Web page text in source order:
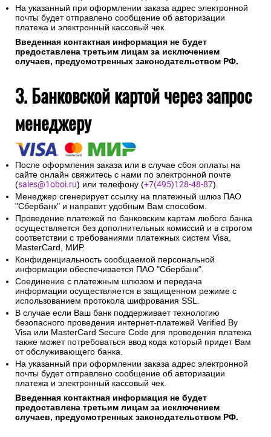
На указанный при оформлении заказа адрес электронной
почты будет отправлено сообщение об авторизации
платежа и электронный кассовый чек.
Введенная контактная информация не будет
предоставлена третьим лицам за исключением
случаев, предусмотренных законодательством РФ.
3. Банковской картой через запрос
менеджеру
После оформления заказа или в случае сбоя оплаты на
сайте онлайн свяжитесь с нами по электронной почте
(sales@1oboi.ru) или телефону (+7(495)128-48-87).
Менеджер сгенерирует ссылку на платежный шлюз ПАО
"Сбербанк" и направит удобным Вам способом.
Проведение платежей по банковским картам любого банка
осуществляется без дополнительных комиссий и в строгом
соответствии с требованиями платежных систем Visa,
MasterCard, МИР.
Конфиденциальность сообщаемой персональной
информации обеспечивается ПАО "Сбербанк".
Соединение с платежным шлюзом и передача
информации осуществляется в защищенном режиме с
использованием протокола шифрования SSL.
В случае если Ваш банк поддерживает технологию
безопасного проведения интернет-платежей Verified By
Visa или MasterCard Secure Code для проведения платежа
также может потребоваться ввод кода который придет Вам
от обслуживающего банка.
На указанный при оформлении заказа адрес электронной
почты будет отправлено сообщение об авторизации
платежа и электронный кассовый чек.
Введенная контактная информация не будет
предоставлена третьим лицам за исключением
случаев, предусмотренных законодательством РФ.